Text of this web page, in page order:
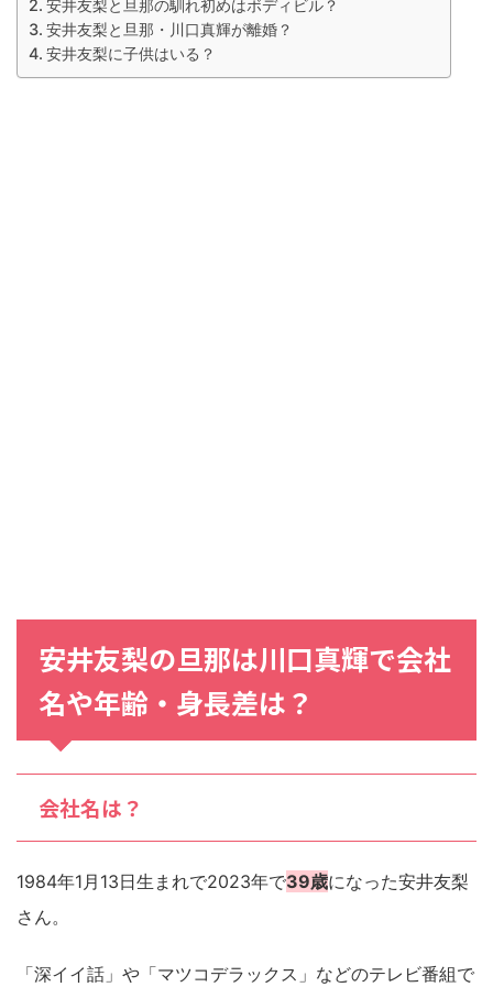
安井友梨と旦那の馴れ初めはボディビル？
安井友梨と旦那・川口真輝が離婚？
安井友梨に子供はいる？
安井友梨の旦那は川口真輝で会社
名や年齢・身長差は？
会社名は？
1984年1月13日生まれで2023年で39歳になった安井友梨
さん。
「深イイ話」や「マツコデラックス」などのテレビ番組で